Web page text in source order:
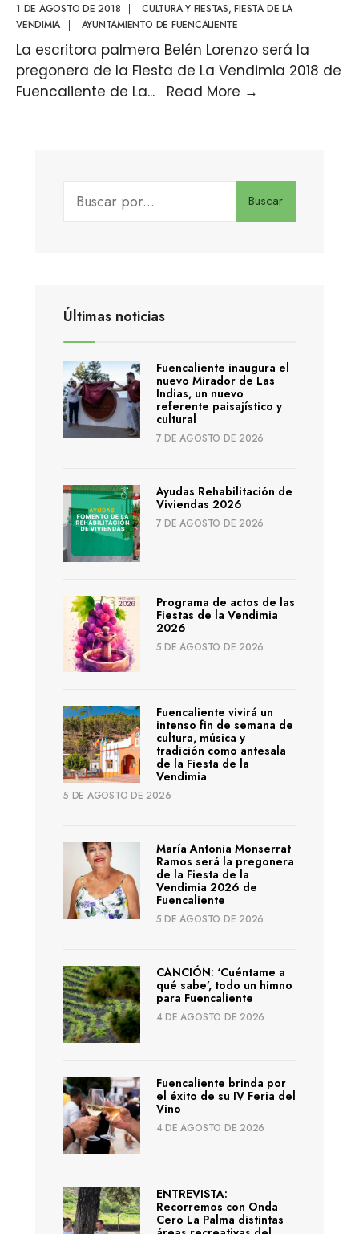
1 DE AGOSTO DE 2018 | CULTURA Y FIESTAS,FIESTA DE LA
VENDIMIA
| AYUNTAMIENTO DE FUENCALIENTE
La escritora palmera Belén Lorenzo será la
pregonera de la Fiesta de La Vendimia 2018 de
Fuencaliente de La... Read More →
Buscar
Últimas noticias
Fuencaliente inaugura el
nuevo Mirador de Las
Indias, un nuevo
referente paisajístico y
cultural
7 DE AGOSTO DE 2026
Ayudas Rehabilitación de
Viviendas 2026
7 DE AGOSTO DE 2026
Programa de actos de las
Fiestas de la Vendimia
2026
5 DE AGOSTO DE 2026
Fuencaliente vivirá un
intenso fin de semana de
cultura, música y
tradición como antesala
de la Fiesta de la
Vendimia
5 DE AGOSTO DE 2026
María Antonia Monserrat
Ramos será la pregonera
de la Fiesta de la
Vendimia 2026 de
Fuencaliente
5 DE AGOSTO DE 2026
CANCIÓN: ‘Cuéntame a
qué sabe’, todo un himno
para Fuencaliente
4 DE AGOSTO DE 2026
Fuencaliente brinda por
el éxito de su IV Feria del
Vino
4 DE AGOSTO DE 2026
ENTREVISTA:
Recorremos con Onda
Cero La Palma distintas